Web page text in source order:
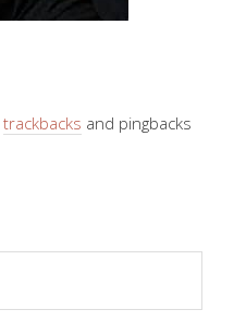
trackbacks and pingbacks